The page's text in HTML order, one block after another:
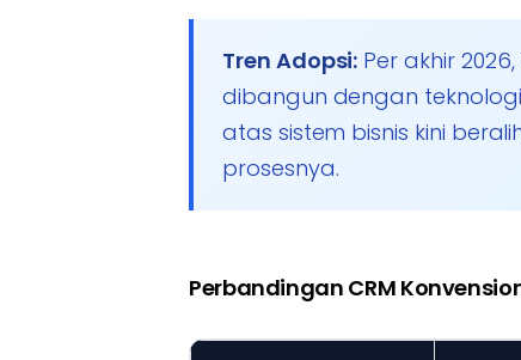
Tren Adopsi: Per akhir
dibangun dengan
atas sistem bisnis kini
prosesnya.
Perbandingan CRM